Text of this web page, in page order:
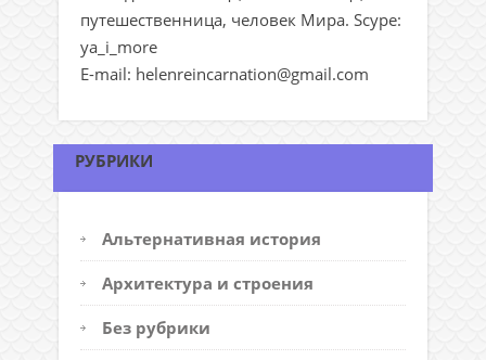
путешественница, человек Мира. Scype:
ya_i_more
E-mail: helenreincarnation@gmail.com
РУБРИКИ
Альтернативная история
Архитектура и строения
Без рубрики